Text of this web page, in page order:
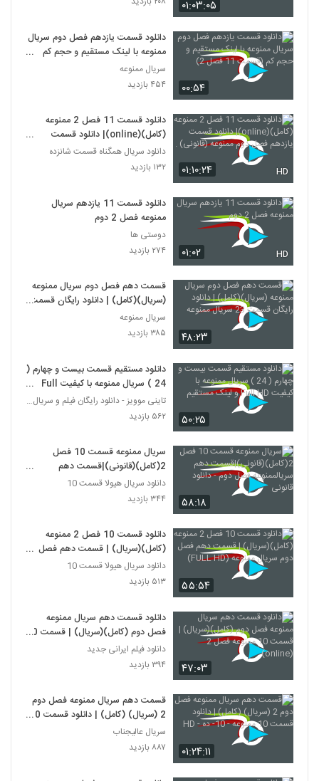
۰۱:۰۳:۰۵
۰۰:۵۴
دانلود قسمت یازدهم فصل دوم سریال
ممنوعه با لینک مستقیم و حجم کم
(قسمت 11 فصل 2)
سریال ممنوعه
۴۵۴ بازدید
۰۱:۱۰:۲۴ HD
دانلود قسمت 11 فصل 2 ممنوعه
(کامل)(online)| دانلود قسمت
یازدهم فصل دوم ممنوعه (قانونی) .
دانلود سریال همگناه قسمت شانزده
۱۳۲ بازدید
۰۱:۰۲ HD
دانلود قسمت 11 یازدهم سریال
ممنوعه فصل 2 دوم
دوستی ها
۲۷۴ بازدید
۴۸:۲۳
قسمت دهم فصل دوم سریال ممنوعه
(سریال)(کامل) | دانلود رایگان قسمت
23 سریال ممنوعه
سریال ممنوعه
۳۸۵ بازدید
۵۰:۲۵
دانلود مستقیم قسمت بیست و چهارم (
24 ) سریال ممنوعه با کیفیت Full
HD و لینک مستقیم
تاینی موویز - دانلود رایگان فیلم و سریال ایرانی جد
۵۶۲ بازدید
۵۸:۱۸
سریال ممنوعه قسمت 10 فصل
2(کامل)(قانونی)|قسمت دهم
سریالممنوعه فصل دوم - دانلود قانونی
دانلود سریال هیولا قسمت 10
۳۴۴ بازدید
۵۵:۵۴
دانلود قسمت 10 فصل 2 ممنوعه
(کامل)(سریال) | قسمت دهم فصل
دوم سریال ممنوعه (FULL HD)
دانلود سریال هیولا قسمت 10
۵۱۳ بازدید
۴۷:۰۳
دانلود قسمت دهم سریال ممنوعه
فصل دوم (کامل)(سریال) | قسمت 10
ممنوعه فصل 2 (online)
دانلود فیلم ایرانی جدید
۳۹۴ بازدید
۰۱:۲۴:۱۱
قسمت دهم سریال ممنوعه فصل دوم
2 (سریال) (کامل) | دانلود قسمت 10
ممنوعه - 10- ده - HD
سریال عالیجناب
۸۸۷ بازدید